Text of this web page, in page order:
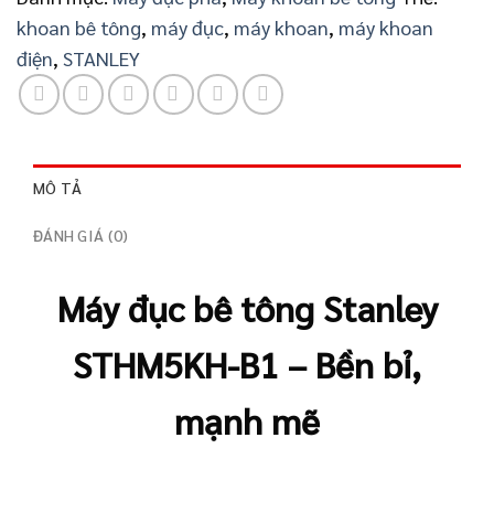
khoan bê tông, máy đục, máy khoan, máy khoan
điện, STANLEY
MÔ TẢ
ĐÁNH GIÁ (0)
Máy đục bê tông Stanley
STHM5KH-B1 – Bền bỉ,
mạnh mẽ